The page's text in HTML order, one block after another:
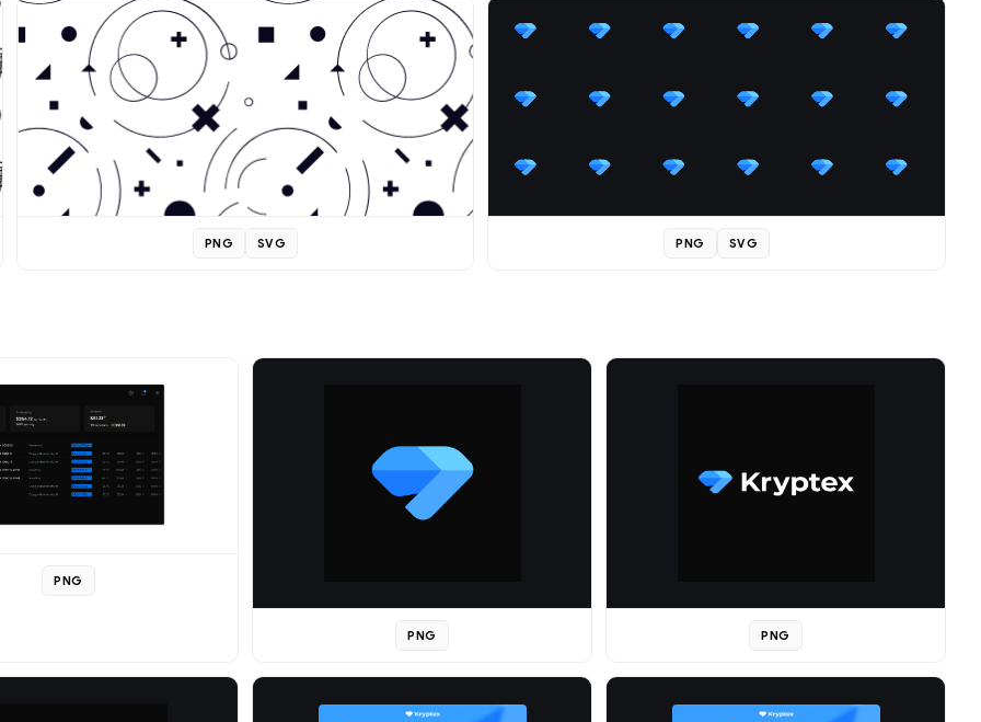
PNG SVG PNG SVG
PNG
PNG PNG